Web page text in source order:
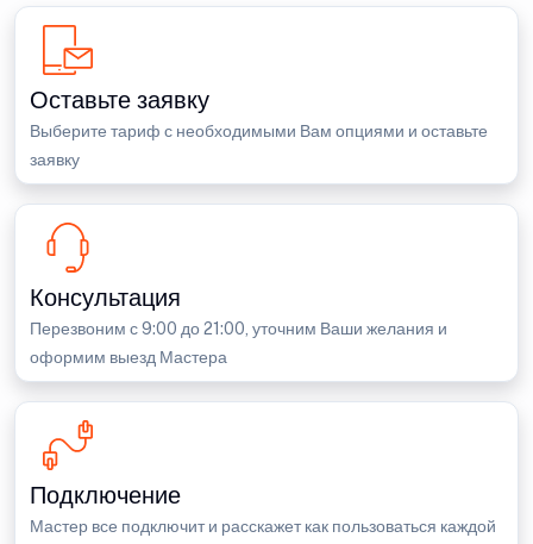
Оставьте заявку
Выберите тариф с необходимыми Вам опциями и оставьте
заявку
Консультация
Перезвоним с 9:00 до 21:00, уточним Ваши желания и
оформим выезд Мастера
Подключение
Мастер все подключит и расскажет как пользоваться каждой